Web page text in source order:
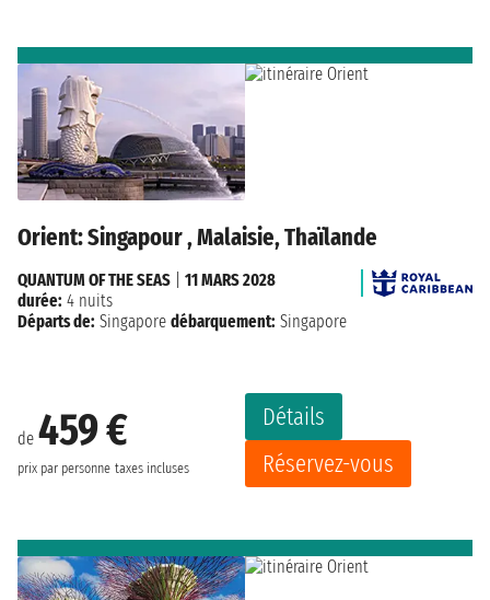
Orient: Singapour , Malaisie, Thaïlande
de 459 €
prix par personne taxes incluses
Détails
Réservez-vous
QUANTUM OF THE SEAS
11 MARS 2028
durée: 4 nuits
Départs de: Singapore débarquement: Singapore